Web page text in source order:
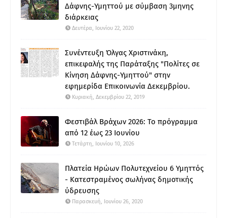
Δάφνης-Υμηττού με σύμβαση 3μηνης
διάρκειας
Δευτέρα, Ιουνίου 22, 2020
Συνέντευξη Όλγας Χριστινάκη,
επικεφαλής της Παράταξης "Πολίτες σε
Κίνηση Δάφνης-Υμηττού" στην
εφημερίδα Επικοινωνία Δεκεμβρίου.
Κυριακή, Δεκεμβρίου 22, 2019
Φεστιβάλ Βράχων 2026: Το πρόγραμμα
από 12 έως 23 Ιουνίου
Τετάρτη, Ιουνίου 10, 2026
Πλατεία Ηρώων Πολυτεχνείου 6 Υμηττός
- Κατεστραμένος σωλήνας δημοτικής
ύδρευσης
Παρασκευή, Ιουνίου 26, 2020